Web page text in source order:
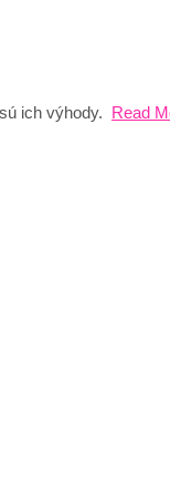
ich výhody. Read